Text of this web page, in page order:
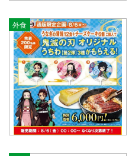
外食